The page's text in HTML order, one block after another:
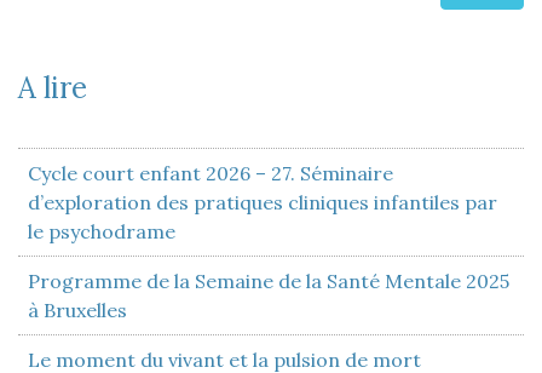
A lire
Cycle court enfant 2026 – 27. Séminaire
d’exploration des pratiques cliniques infantiles par
le psychodrame
Programme de la Semaine de la Santé Mentale 2025
à Bruxelles
Le moment du vivant et la pulsion de mort